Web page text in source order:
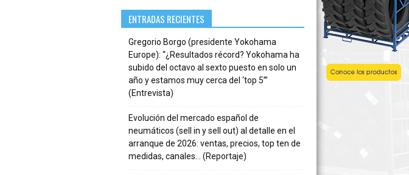
ENTRADAS RECIENTES
Gregorio Borgo (presidente Yokohama
Europe): “¿Resultados récord? Yokohama ha
subido del octavo al sexto puesto en solo un
año y estamos muy cerca del ‘top 5’”
(Entrevista)
Evolución del mercado español de
neumáticos (sell in y sell out) al detalle en el
arranque de 2026: ventas, precios, top ten de
medidas, canales… (Reportaje)